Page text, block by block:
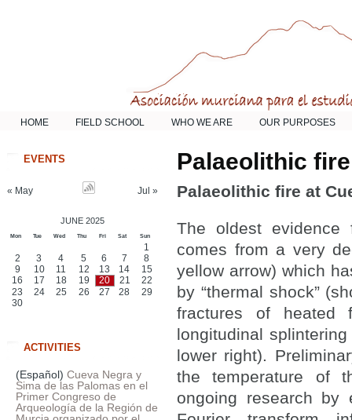
HOME FIELD SCHOOL WHO WE ARE OUR PURPOSES
Palaeolithic
Palaeolithic fire at
The oldest
comes from a very
yellow arrow) which
by “thermal shock”
fractures of heated
longitudinal
lower right).
the temperature of
ongoing research by
EVENTS
« May Jul »
JUNE 2025
Mon Tue Wed Thu Fri Sat Sun
1
2
3 4 5 6 7
8
9
10 11 12 13 14
15
16
17 18 19 20 21
22
23
24 25 26 27 28
29
30
ACTIVITIES
(Español) Cueva Negra y
Sima de las Palomas en el
Primer Congreso de
Arqueología de la Región de